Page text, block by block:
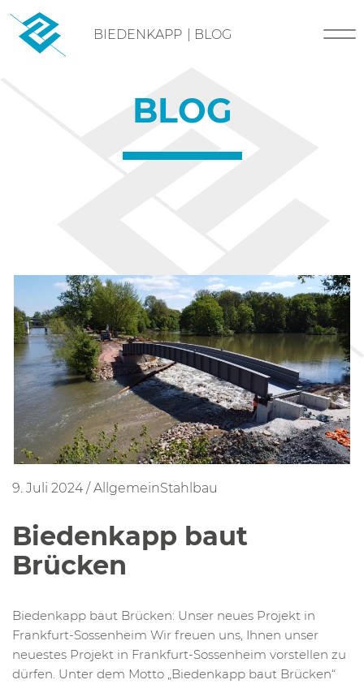
Skip
content
BIEDENKAPP BLOG
BLOG
9. Juli 2024/AllgemeinStahlbau
Biedenkapp baut
Brücken
Biedenkapp baut Brücken: Unser neues Projekt in
Frankfurt-Sossenheim Wir freuen uns, Ihnen unser
neuestes Projekt in Frankfurt-Sossenheim vorstellen zu
dürfen. Unter dem Motto „Biedenkapp baut Brücken“